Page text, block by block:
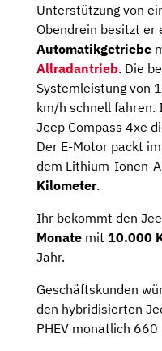
Unterstützung von
Obendrein besitzt er
Automatikgetriebe
Allradantrieb. Die
Systemleistung von
km/h schnell fahren.
Jeep Compass 4xe
Der E-Motor packt
dem Lithium-Ionen-
Kilometer.
Ihr bekommt den
Monate mit 10.000
Jahr.
Geschäftskunden
den hybridisierten
PHEV monatlich